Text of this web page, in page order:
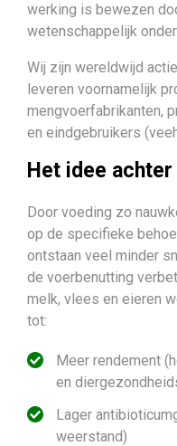
werking is bewezen
wetenschappelijk
Wij zijn wereldwijd
leveren voornamelijk
mengvoerfabrikanten,
en eindgebruikers
Het idee
Door voeding zo
op de specifieke
ontstaan veel minder
de voerbenutting
melk, vlees en eieren
tot:
Meer rendement
en
Lager
weerstand)